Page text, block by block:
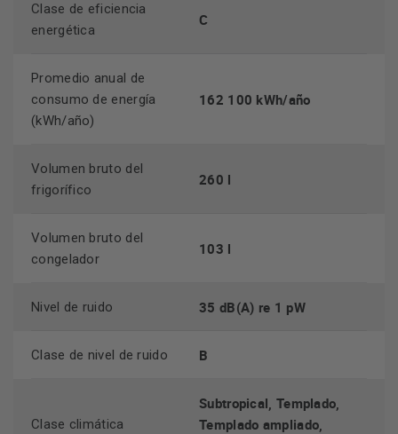
Clase de eficiencia
energética
C
Promedio anual de
consumo de energía
(kWh/año)
162 100 kWh/año
Volumen bruto del
frigorífico
260 l
Volumen bruto del
congelador
103 l
Nivel de ruido 35 dB(A) re 1 pW
Clase de nivel de ruido B
Clase climática
Subtropical, Templado,
Templado ampliado,